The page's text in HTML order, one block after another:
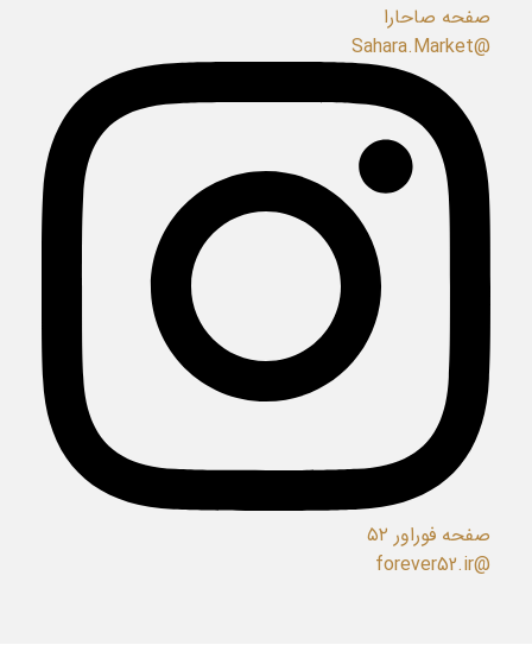
صفحه صاحارا
@Sahara.Market
صفحه فوراور ۵۲
@forever52.ir